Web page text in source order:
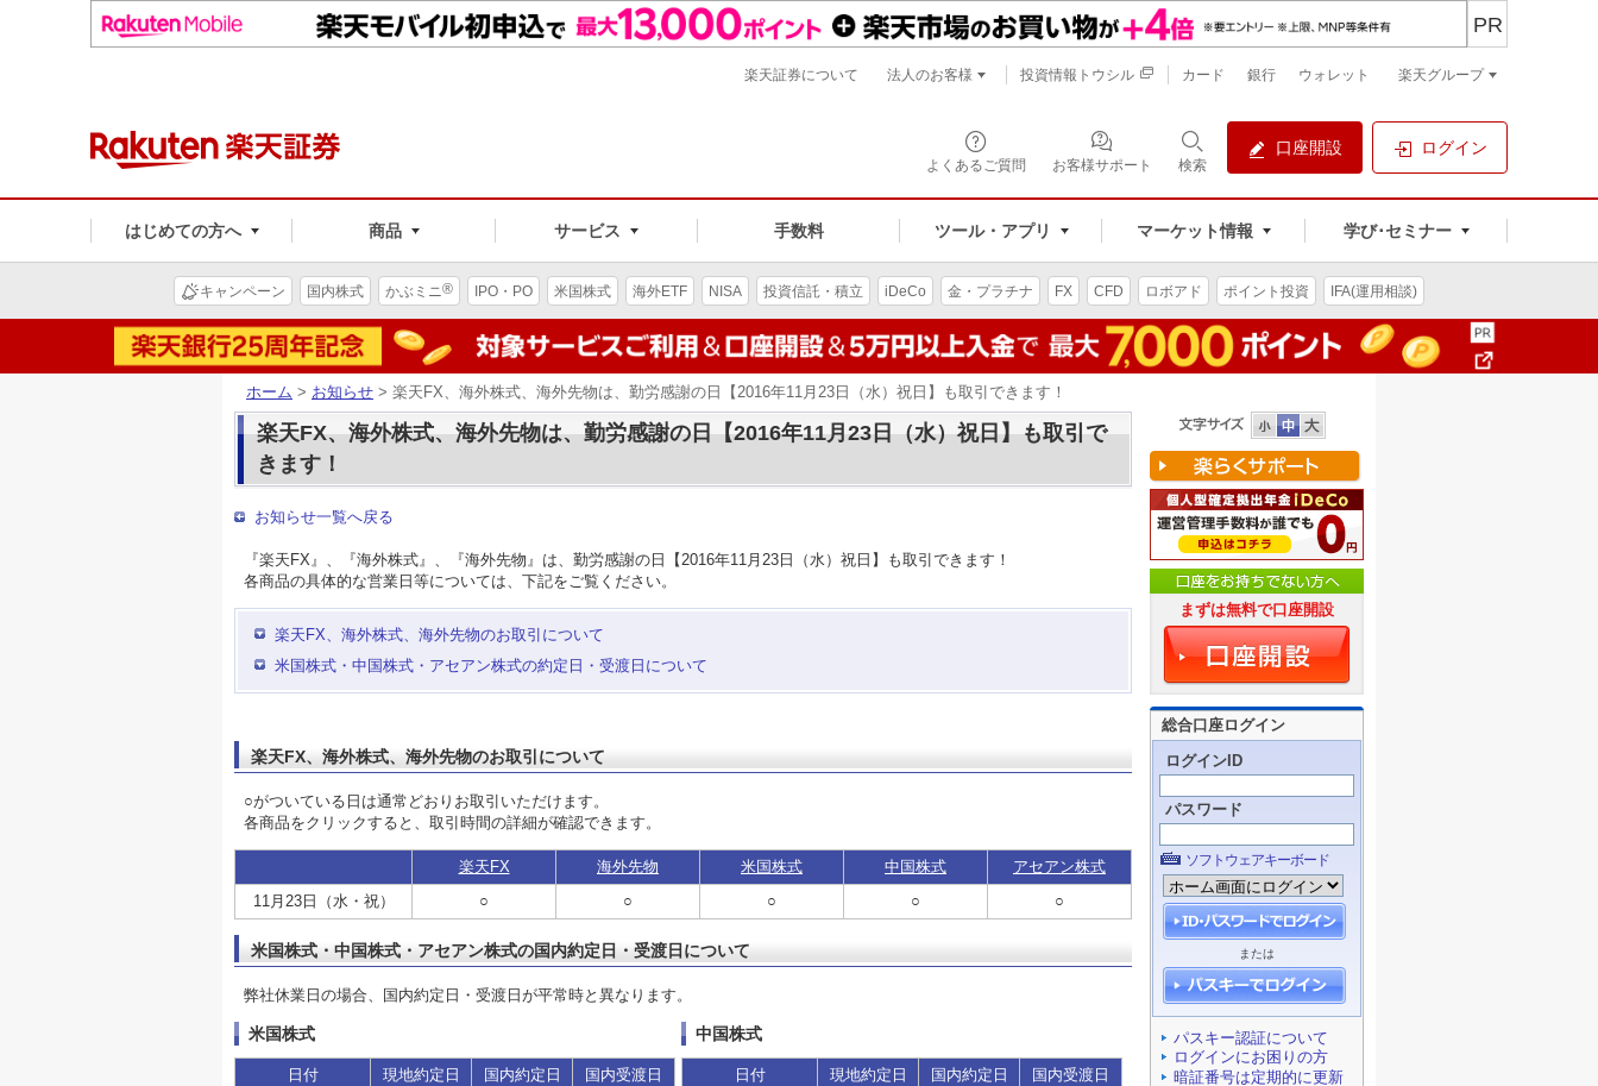
よくあるご質問 お客様サポート 検索
口座開設 ログイン
はじめての方へ 商品 サービス 手数料 ツール・アプリ マーケット情報 学び･セミナー
PR
楽天証券について 法人のお客様 投資情報トウシル カード 銀行 ウォレット 楽天グループ
キャンペーン 国内株式 かぶミニ® IPO・PO 米国株式 海外ETF NISA 投資信託・積立 iDeCo 金・プラチナ FX CFD ロボアド ポイント投資 IFA(運用相談)
ホーム > お知らせ > 楽天FX、海外株式、海外先物は、勤労感謝の日【2016年11月23日（水）祝日】も取引できます！
楽天FX、海外株式、海外先物は、勤労感謝の日【2016年11月23日（水）祝日】も取引で
きます！
お知らせ一覧へ戻る
『楽天FX』、『海外株式』、『海外先物』は、勤労感謝の日【2016年11月23日（水）祝日】も取引できます！
各商品の具体的な営業日等については、下記をご覧ください。
楽天FX、海外株式、海外先物のお取引について
米国株式・中国株式・アセアン株式の約定日・受渡日について
楽天FX、海外株式、海外先物のお取引について
○がついている日は通常どおりお取引いただけます。
各商品をクリックすると、取引時間の詳細が確認できます。
楽天FX 海外先物 米国株式 中国株式
アセアン株式
11月23日（水・祝）
○ ○ ○ ○ ○
米国株式・中国株式・アセアン株式の国内約定日・受渡日について
弊社休業日の場合、国内約定日・受渡日が平常時と異なります。
米国株式
日付 現地約定日 国内約定日
国内受渡日
中国株式
日付 現地約定日 国内約定日
国内受渡日
まずは無料で口座開設
総合口座ログイン
ログインID
パスワード
ソフトウェアキーボード
または
パスキー認証について
ログインにお困りの方
暗証番号は定期的に更新